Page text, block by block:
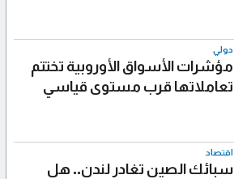
دولي
مؤشرات الأسواق الأوروبية تختتم
تعاملاتها قرب مستوى قياسي
اقتصاد
سبائك الصين تغادر لندن.. هل